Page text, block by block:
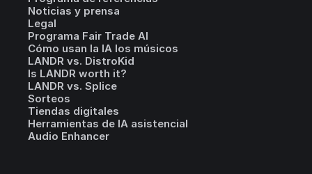
Noticias y prensa
Legal
Programa Fair Trade AI
Cómo usan la IA los músicos
LANDR vs. DistroKid
Is LANDR worth it?
LANDR vs. Splice
Sorteos
Tiendas digitales
Herramientas de IA asistencial
Audio Enhancer